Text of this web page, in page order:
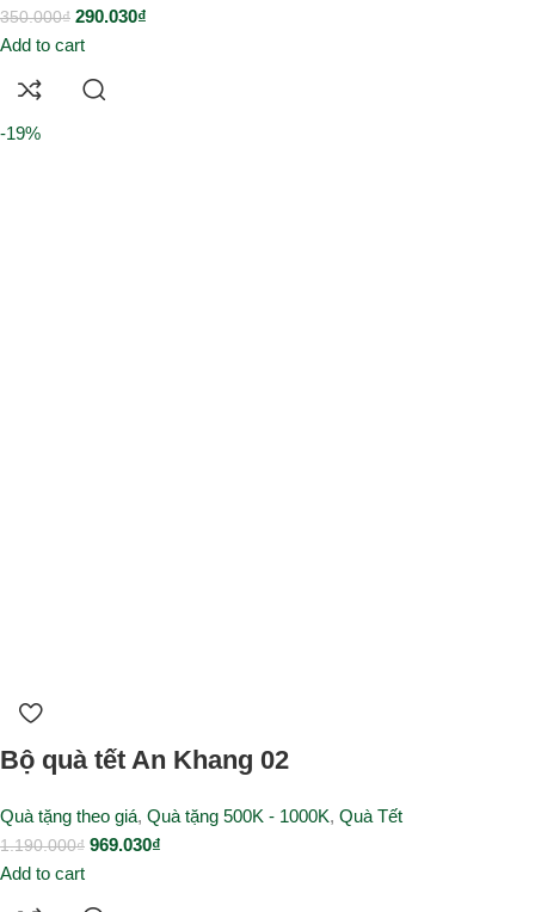
350.000₫ 290.030₫
Add to cart
-19%
Bộ quà tết An Khang 02
Quà tặng theo giá, Quà tặng 500K - 1000K, Quà Tết
1.190.000₫ 969.030₫
Add to cart